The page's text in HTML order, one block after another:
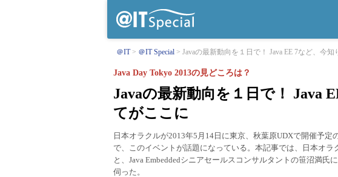
＠IT ＠IT Special Javaの最新動向を１日で！ Java EE 7など、今知
Javaの最新動向を１日で！ Java
てがここに
Java Day Tokyo 2013の見どころは？
日本オラクルが2013年5月14日に東京、秋葉原UDXで開催予定
で、このイベントが話題になっている。本記事では、日本オラ
と、Java Embeddedシニアセールスコンサルタントの笹沼満氏
伺った。